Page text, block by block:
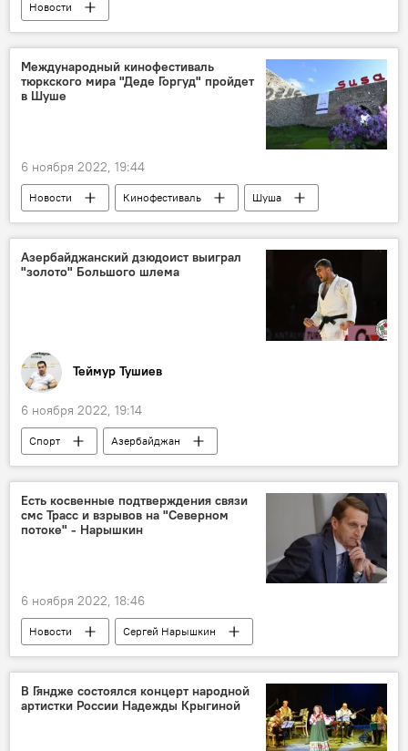
Новости
Управление мусульман Кавказа (УМК)
Аллахшукюр Пашазаде
Папа Римский Франциск
встреча
Международный кинофестиваль
тюркского мира "Деде Горгуд" пройдет
в Шуше
6 ноября 2022, 19:44
Новости Кинофестиваль
Шуша
Анар Керимов
Министерство культуры АР
Азербайджанский дзюдоист выиграл
"золото" Большого шлема
Теймур Тушиев
6 ноября 2022, 19:14
Спорт
Азербайджан
Большой шлем
турнир
Золотая медаль
Есть косвенные подтверждения связи
смс Трасс и взрывов на "Северном
потоке" - Нарышкин
6 ноября 2022, 18:46
Новости
Сергей Нарышкин
Служба внешней разведки России
Северный поток
Теракты
Лиз Трасс
Британия
В Гяндже состоялся концерт народной
артистки России Надежды Крыгиной